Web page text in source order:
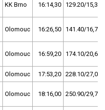
KK Brno 16:14,30 129.20/15,3
Olomouc 16:26,50 141.40/16,7
Olomouc 16:59,20 174.10/20,6
Olomouc 17:53,20 228.10/27,0
Olomouc 18:16,00 250.90/29,7